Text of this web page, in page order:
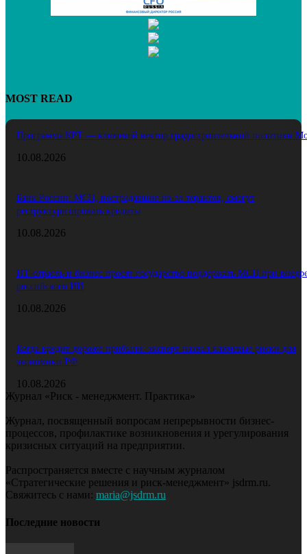
MOST READ
Программа КРТ — ключевой вектор градостроительной политики
10.08.2026
Банк России: МСП, пострадавшие из‑за терактов, смогут
реструктуризировать кредиты
10.08.2026
ИТ‑отрасль и бизнес просят государство поддержать МСП при
российского ИИ
10.08.2026
Когда кредит дороже прибыли: эксперт назвал ключевые риски для
экономики РФ
10.08.2026
Журнал «Риск - менеджмент. Практика»
Журнал, посвященный вопросам непрерывности бизнес-
процессов, профилактике возникновения и урегулирования
кризисных ситуаций на предприятии.
Распространяется вместе с научным журналом
«Стратегические решения и риск-менеджмент» jsdrm.ru.
Свяжитесь с нами: maria@jsdrm.ru
Последние новости